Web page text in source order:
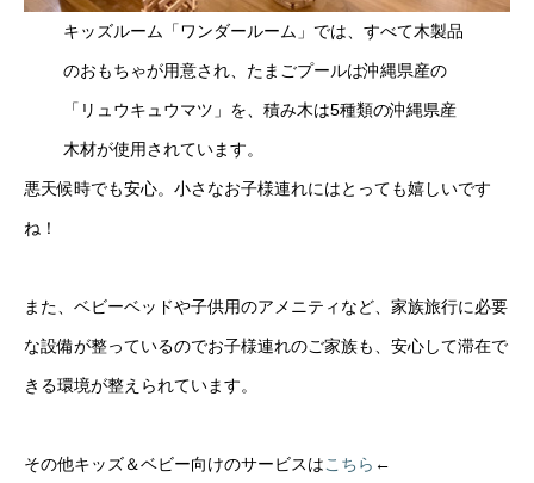
キッズルーム「ワンダールーム」では、すべて木製品
のおもちゃが用意され、たまごプールは沖縄県産の
「リュウキュウマツ」を、積み木は5種類の沖縄県産
木材が使用されています。
悪天候時でも安心。小さなお子様連れにはとっても嬉しいです
ね！
また、ベビーベッドや子供用のアメニティなど、家族旅行に必要
な設備が整っているのでお子様連れのご家族も、安心して滞在で
きる環境が整えられています。
その他キッズ＆ベビー向けのサービスはこちら ←